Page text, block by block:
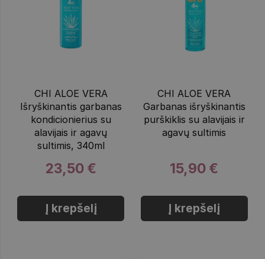
CHI ALOE VERA
Išryškinantis garbanas
kondicionierius su
alavijais ir agavų
sultimis, 340ml
23,50 €
Į krepšelį
CHI ALOE VERA
Garbanas išryškinantis
purškiklis su alavijais ir
agavų sultimis
15,90 €
Į krepšelį